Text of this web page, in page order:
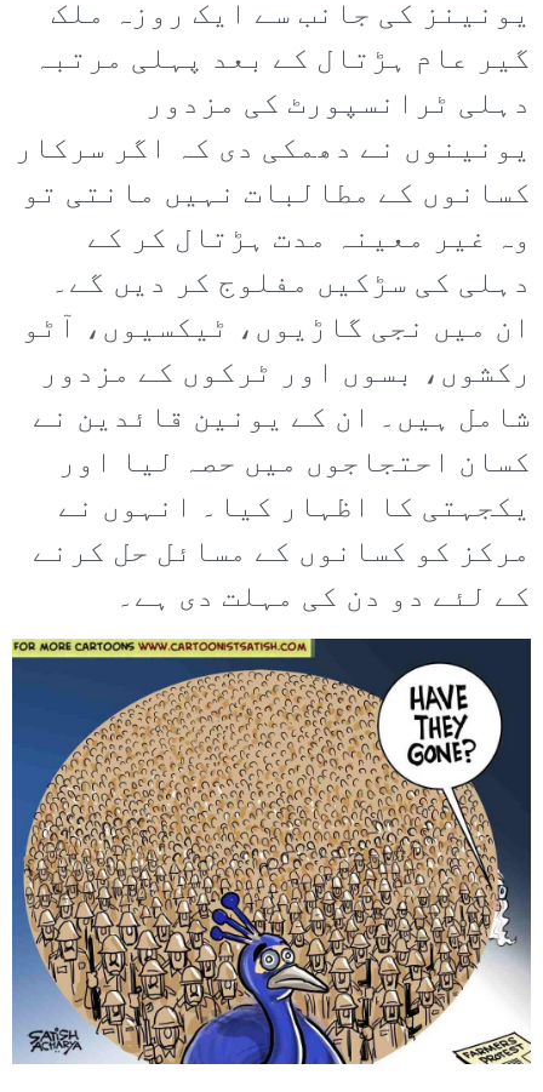
یونینز کی جانب سے ایک روزہ ملک
گیر عام ہڑتال کے بعد پہلی مرتبہ
دہلی ٹرانسپورٹ کی مزدور
یونینوں نے دھمکی دی کہ اگر سرکار
کسانوں کے مطالبات نہیں مانتی تو
وہ غیر معینہ مدت ہڑتال کر کے
دہلی کی سڑکیں مفلوج کر دیں گے۔
ان میں نجی گاڑیوں، ٹیکسیوں، آٹو
رکشوں، بسوں اور ٹرکوں کے مزدور
شامل ہیں۔ ان کے یونین قائدین نے
کسان احتجاجوں میں حصہ لیا اور
یکجہتی کا اظہار کیا۔ انہوں نے
مرکز کو کسانوں کے مسائل حل کرنے
کے لئے دو دن کی مہلت دی ہے۔